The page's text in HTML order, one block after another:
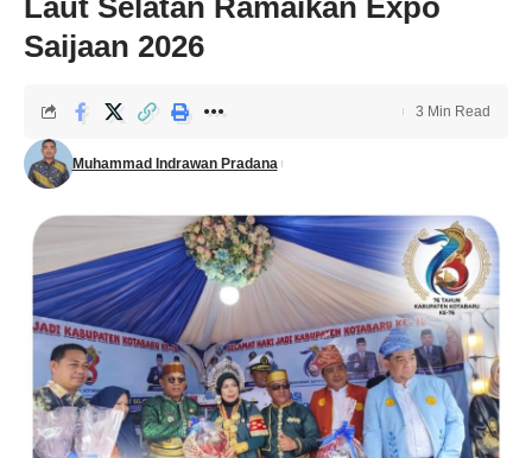
Laut Selatan Ramaikan Expo
Saijaan 2026
Muhammad Indrawan Pradana
3 Min Read